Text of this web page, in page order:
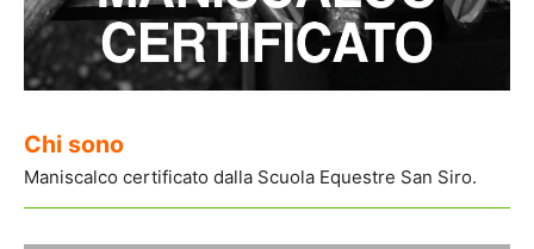
Chi sono
Maniscalco certificato dalla Scuola Equestre San Siro.